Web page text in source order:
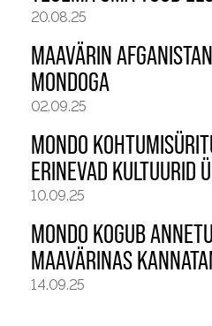
20.08.25
MAAVÄRIN
MONDOGA
02.09.25
MONDO
ERINEVAD KULTUURID
10.09.25
MONDO KOGUB
MAAVÄRINAS
14.09.25